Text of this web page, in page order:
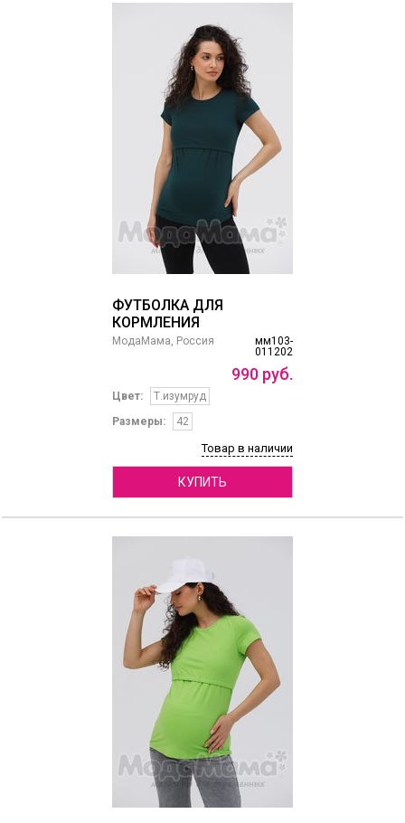
ФУТБОЛКА ДЛЯ
КОРМЛЕНИЯ
мм103-
011202
МодаМама, Россия
990 руб.
Цвет:
Т.изумруд
Размеры:
42
Товар в наличии
КУПИТЬ